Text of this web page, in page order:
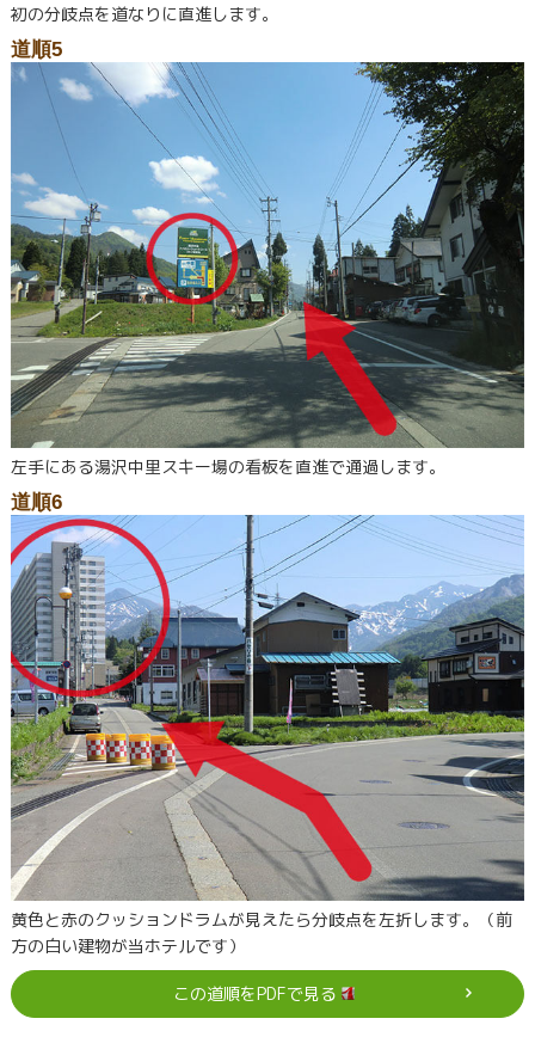
初の分岐点を道なりに直進します。
道順5
左手にある湯沢中里スキー場の看板を直進で通過します。
道順6
黄色と赤のクッションドラムが見えたら分岐点を左折します。（前
方の白い建物が当ホテルです）
この道順をPDFで見る